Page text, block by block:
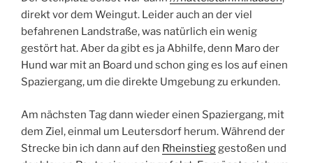
direkt vor dem Weingut. Leider auch an der viel
befahrenen Landstraße, was natürlich ein wenig
gestört hat. Aber da gibt es ja Abhilfe, denn Maro der
Hund war mit an Board und schon ging es los auf einen
Spaziergang, um die direkte Umgebung zu erkunden.
Am nächsten Tag dann wieder einen Spaziergang, mit
dem Ziel, einmal um Leutersdorf herum. Während der
Strecke bin ich dann auf den Rheinstieg gestoßen und